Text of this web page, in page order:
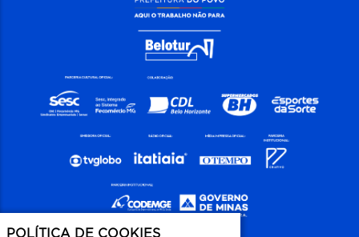
POLÍTICA DE COOKIES